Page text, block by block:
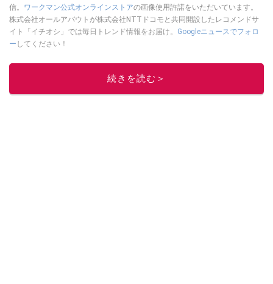
信。 ワークマン公式オンラインストアの画像使用許諾をいただいています。
株式会社オールアバウトが株式会社NTTドコモと共同開設したレコメンドサ
イト「イチオシ」では毎日トレンド情報をお届け。 Googleニュースでフォロ
ー してください！
このイチオシストの他の記事を読む
続きを読む＞